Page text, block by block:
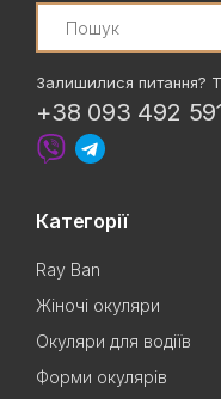
Search
Залишилися питання?
+38 093 492
Категорії
Ray Ban
Жіночі окуляри
Окуляри для водіїв
Форми окулярів